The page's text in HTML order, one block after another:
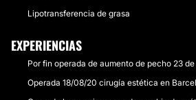
Lipotransferencia de grasa
EXPERIENCIAS
Por fin operada de aumento de pecho 23
Operada 18/08/20 cirugía estética en